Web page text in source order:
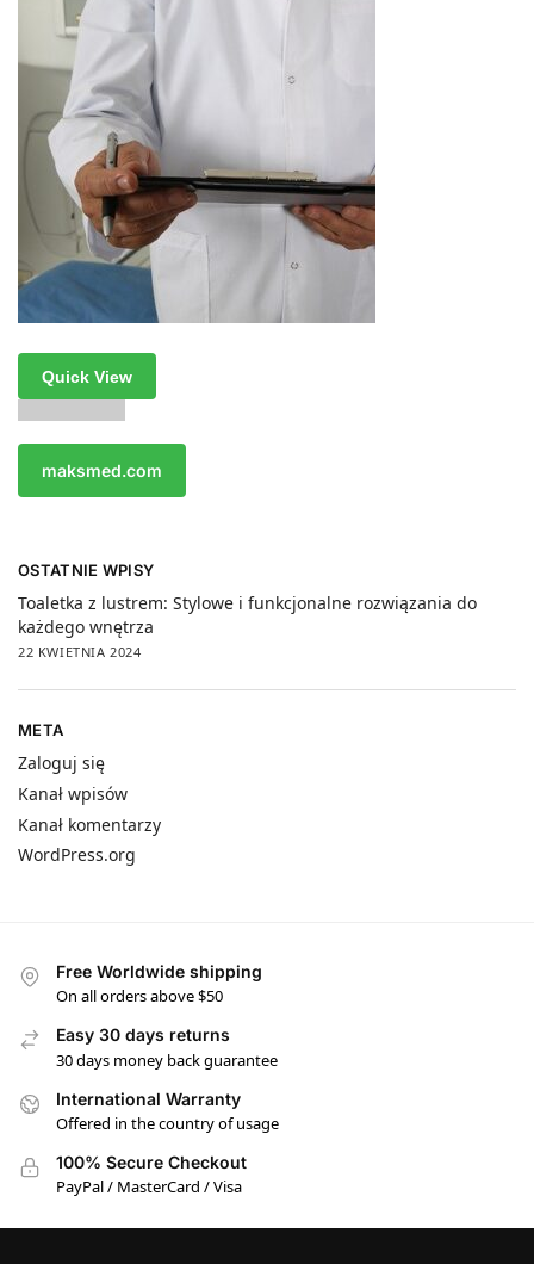
Quick View
maksmed.com
OSTATNIE WPISY
Toaletka z lustrem: Stylowe i funkcjonalne rozwiązania do
każdego wnętrza
22 KWIETNIA 2024
META
Zaloguj się
Kanał wpisów
Kanał komentarzy
WordPress.org
Free Worldwide shipping
On all orders above $50
Easy 30 days returns
30 days money back guarantee
International Warranty
Offered in the country of usage
100% Secure Checkout
PayPal / MasterCard / Visa